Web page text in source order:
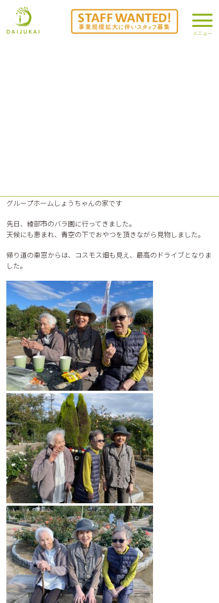
グループホームしょうちゃんの家です
先日、綾部市のバラ園に行ってきました。
天候にも恵まれ、青空の下でおやつを頂きながら見物しました。
帰り道の車窓からは、コスモス畑も見え、最高のドライブとなりま
した。